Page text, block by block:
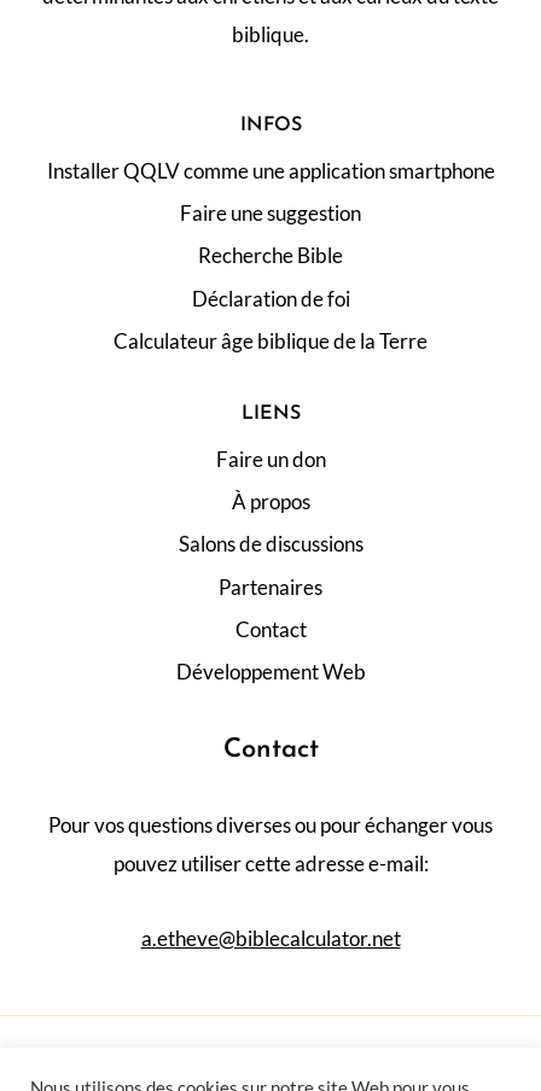
biblique.
INFOS
Installer QQLV comme une application smartphone
Faire une suggestion
Recherche Bible
Déclaration de foi
Calculateur âge biblique de la Terre
LIENS
Faire un don
À propos
Salons de discussions
Partenaires
Contact
Développement Web
Contact
Pour vos questions diverses ou pour échanger vous
pouvez utiliser cette adresse e-mail:
a.etheve@biblecalculator.net